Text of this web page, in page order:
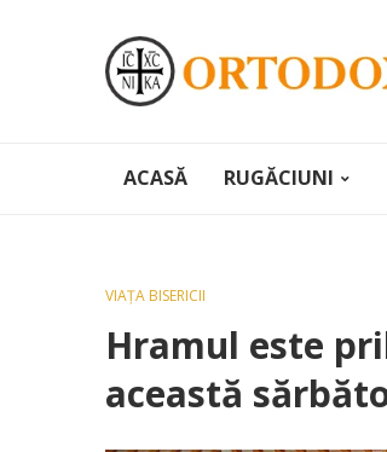
ACASĂ RUGĂCIUNI
VIAȚA BISERICII
Hramul este
această